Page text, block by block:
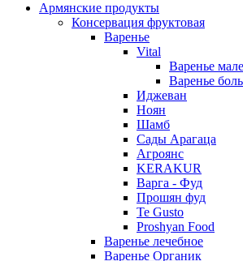
Армянские продукты
Консервация фруктовая
Варенье
Vital
Варенье
Варенье
Иджеван
Ноян
Шамб
Сады Арагаца
Агроянс
KERAKUR
Варга - Фуд
Прошян фуд
Te Gusto
Proshyan Food
Варенье лечебное
Варенье Органик